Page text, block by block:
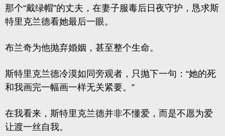
那个“戴绿帽”的丈夫，在妻子服毒后日夜守护，恳求斯
特里克兰德看她最后一眼。
布兰奇为他抛弃婚姻，甚至整个生命。
斯特里克兰德冷漠如同旁观者，只抛下一句：“她的死
和我画完一幅画一样无关紧要。”
在我看来，斯特里克兰德并非不懂爱，而是不愿为爱
让渡一丝自我。